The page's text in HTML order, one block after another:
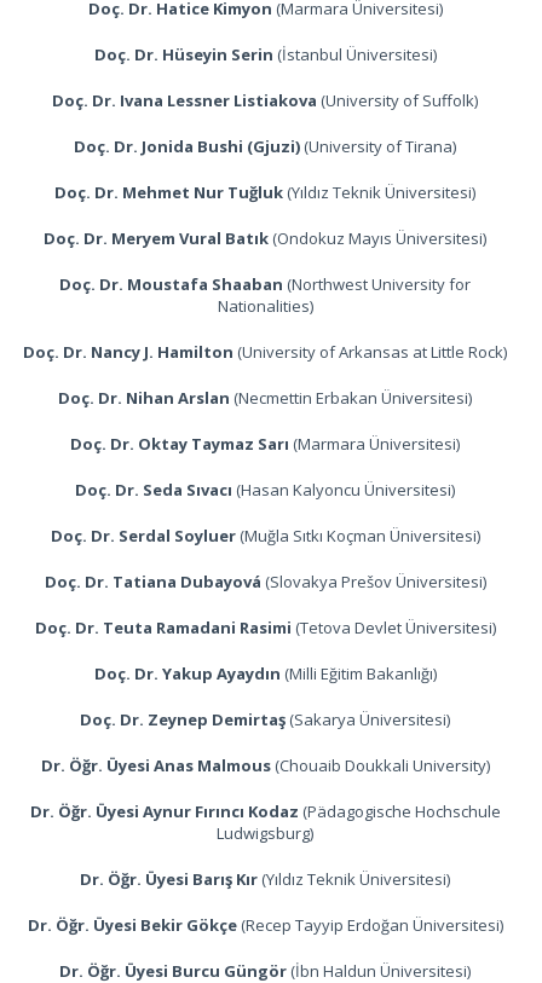
Doç. Dr. Hatice Kimyon (Marmara Üniversitesi)
Doç. Dr. Hüseyin Serin (İstanbul Üniversitesi)
Doç. Dr. Ivana Lessner Listiakova (University of Suffolk)
Doç. Dr. Jonida Bushi (Gjuzi) (University of Tirana)
Doç. Dr. Mehmet Nur Tuğluk (Yıldız Teknik Üniversitesi)
Doç. Dr. Meryem Vural Batık (Ondokuz Mayıs Üniversitesi)
Doç. Dr. Moustafa Shaaban (Northwest University for
Nationalities)
Doç. Dr. Nancy J. Hamilton (University of Arkansas at Little Rock)
Doç. Dr. Nihan Arslan (Necmettin Erbakan Üniversitesi)
Doç. Dr. Oktay Taymaz Sarı (Marmara Üniversitesi)
Doç. Dr. Seda Sıvacı (Hasan Kalyoncu Üniversitesi)
Doç. Dr. Serdal Soyluer(Muğla Sıtkı Koçman Üniversitesi)
Doç. Dr. Tatiana Dubayová (Slovakya Prešov Üniversitesi)
Doç. Dr. Teuta Ramadani Rasimi (Tetova Devlet Üniversitesi)
Doç. Dr. Yakup Ayaydın (Milli Eğitim Bakanlığı)
Doç. Dr. Zeynep Demirtaş (Sakarya Üniversitesi)
Dr. Öğr. Üyesi Anas Malmous(Chouaib Doukkali University)
Dr. Öğr. Üyesi Aynur Fırıncı Kodaz (Pädagogische Hochschule
Ludwigsburg)
Dr. Öğr. Üyesi Barış Kır (Yıldız Teknik Üniversitesi)
Dr. Öğr. Üyesi Bekir Gökçe(Recep Tayyip Erdoğan Üniversitesi)
Dr. Öğr. Üyesi Burcu Güngör (İbn Haldun Üniversitesi)